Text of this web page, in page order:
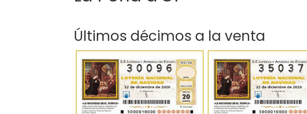
Últimos décimos a la venta